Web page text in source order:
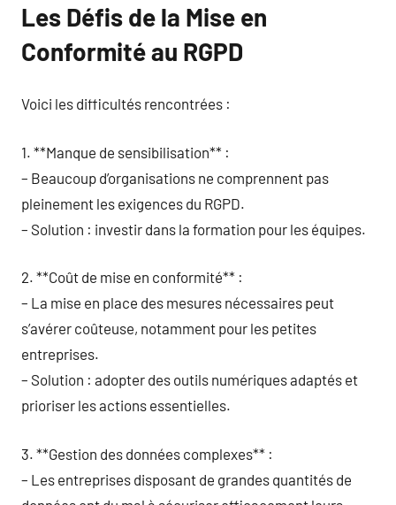
Les Défis de la Mise en
Conformité au RGPD
Voici les difficultés rencontrées :
1. **Manque de sensibilisation** :
– Beaucoup d’organisations ne comprennent pas
pleinement les exigences du RGPD.
– Solution : investir dans la formation pour les équipes.
2. **Coût de mise en conformité** :
– La mise en place des mesures nécessaires peut
s’avérer coûteuse, notamment pour les petites
entreprises.
– Solution : adopter des outils numériques adaptés et
prioriser les actions essentielles.
3. **Gestion des données complexes** :
– Les entreprises disposant de grandes quantités de